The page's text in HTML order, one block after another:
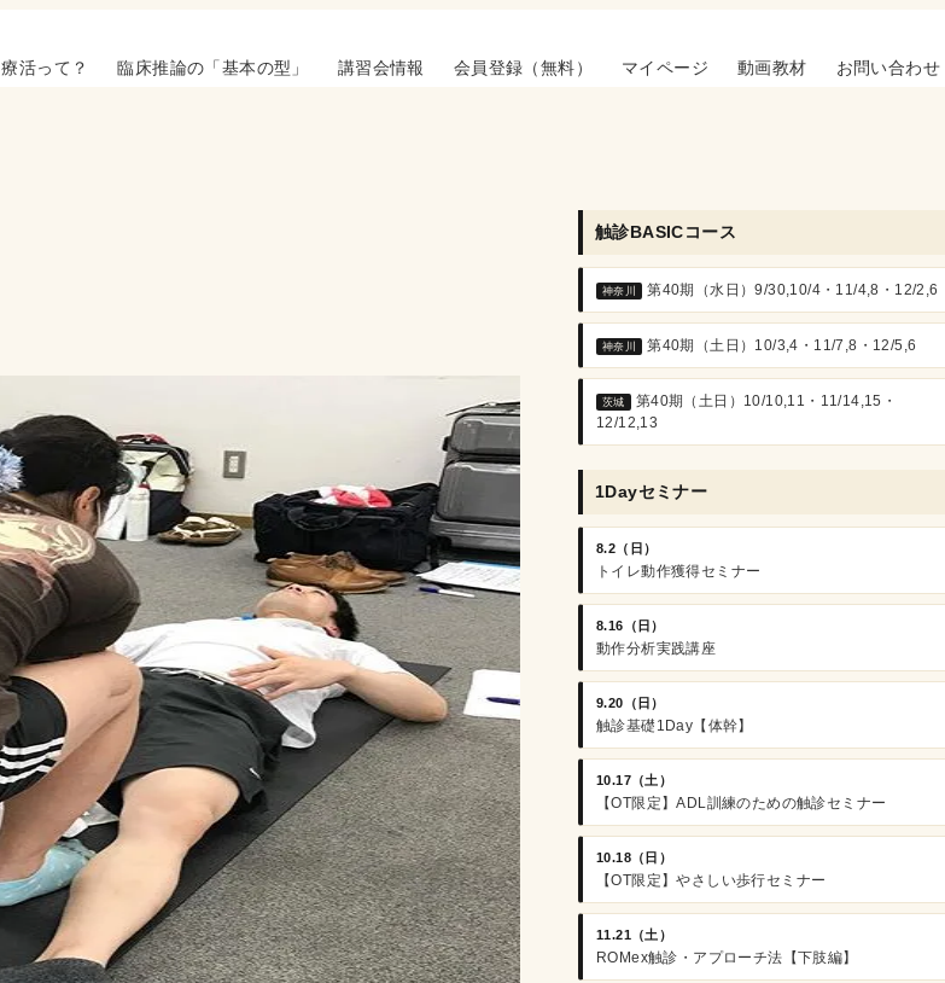
療活って？ 臨床推論の「基本の型」 講習会情報 会員登録（無料） マイページ 動画教材 お問い合わせ
触診BASICコース
神奈川 第40期（水日）9/30,10/4・11/4,8・12/2,6
神奈川 第40期（土日）10/3,4・11/7,8・12/5,6
茨城
第40期（土日）10/10,11・11/14,15・
12/12,13
1Dayセミナー
8.2（日）
トイレ動作獲得セミナー
8.16（日）
動作分析実践講座
9.20（日）
触診基礎1Day【体幹】
10.17（土）
【OT限定】ADL訓練のための触診セミナー
10.18（日）
【OT限定】やさしい歩行セミナー
11.21（土）
ROMex触診・アプローチ法【下肢編】